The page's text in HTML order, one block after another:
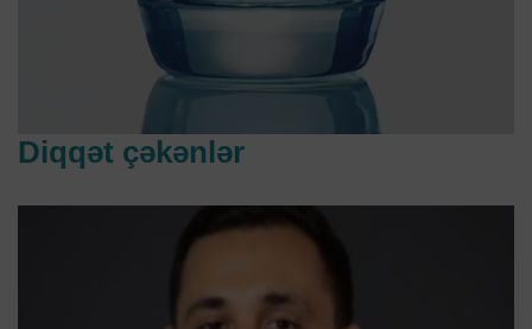
Diqqət çəkənlər